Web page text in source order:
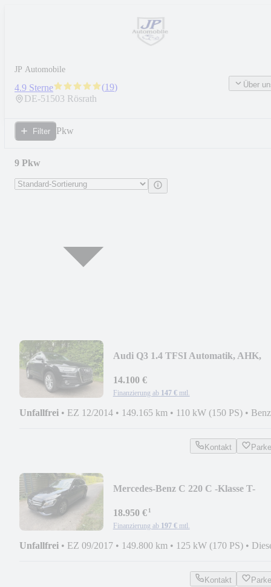
JP Automobile
4.9 Sterne (19)
DE-51503 Rösrath
Über
Filter Pkw
9 Pkw
Audi Q3 1.4 TFSI Automatik, AHK,
14.100 €
Finanzierung ab 147 € mtl.
Unfallfrei • EZ 12/2014 • 149.165 km • 110 kW (150 PS) •
Kontakt
Mercedes-Benz C 220 C -Klasse T-
18.950 €¹
Finanzierung ab 197 € mtl.
Unfallfrei • EZ 09/2017 • 149.800 km • 125 kW (170 PS) •
Kontakt